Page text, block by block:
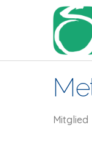
Mitglied